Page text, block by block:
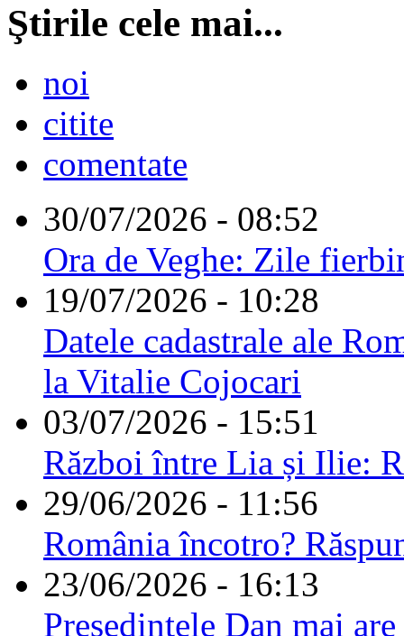
Ştirile cele mai...
noi
citite
comentate
30/07/2026 - 08:52
Ora de Veghe: Zile
19/07/2026 - 10:28
Datele cadastrale ale
la Vitalie Cojocari
03/07/2026 - 15:51
Război între Lia și Ilie:
29/06/2026 - 11:56
România încotro?
23/06/2026 - 16:13
Președintele Dan mai